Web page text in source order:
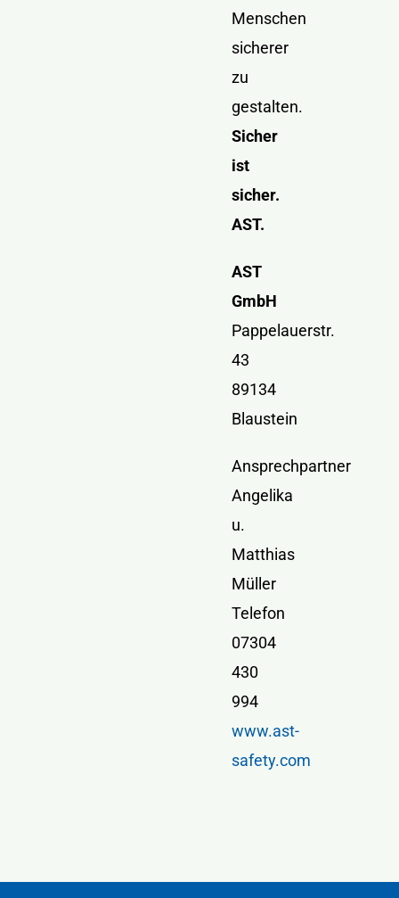
Menschen
sicherer
zu
gestalten.
Sicher
ist
sicher.
AST.
AST
GmbH
Pappelauerstr.
43
89134
Blaustein
Ansprechpartner
Angelika
u.
Matthias
Müller
Telefon
07304
430
994
www.ast-
safety.com